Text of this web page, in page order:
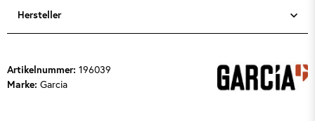
Hersteller
Artikelnummer: 196039
Marke: Garcia